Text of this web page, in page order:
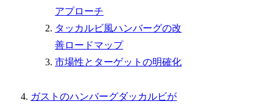
アプローチ
タッカルビ風ハンバーグの改
善ロードマップ
市場性とターゲットの明確化
ガストのハンバーグダッカルビが